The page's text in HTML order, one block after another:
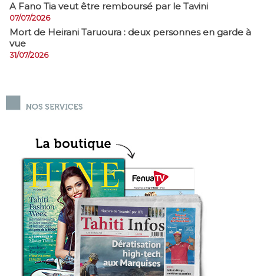
A Fano Tia veut être remboursé par le Tavini
07/07/2026
Mort de Heirani Taruoura : deux personnes en garde à
vue
31/07/2026